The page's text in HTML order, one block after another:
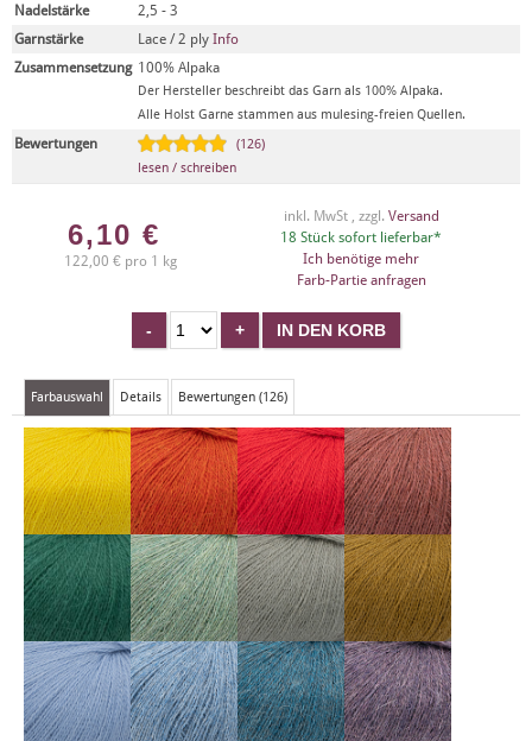
Nadelstärke
2,5 - 3
Garnstärke
Lace / 2 ply Info
Zusammensetzung 100% Alpaka
Der Hersteller beschreibt das Garn als 100% Alpaka.
Alle Holst Garne stammen aus mulesing-freien Quellen.
Bewertungen
(126)
lesen / schreiben
6,10 €
122,00 € pro 1 kg
inkl. MwSt , zzgl. Versand
18 Stück sofort lieferbar*
Ich benötige mehr
Farb-Partie anfragen
Farbauswahl Details Bewertungen (126)